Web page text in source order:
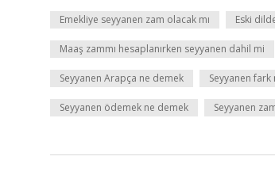
Emekliye seyyanen zam olacak mı Eski
Maaş zammı hesaplanırken seyyanen dahil mi
Seyyanen Arapça ne demek Seyyanen
Seyyanen ödemek ne demek Seyyanen